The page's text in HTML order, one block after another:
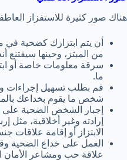
هناك صور كثيرة للاستفزاز
أن يتم ابتزازك كضحية في
من المبتز، وحينها سيقتنع
سرقة معلومات خاصة أو
ما.
قم بطلب تسهيل إجراءات
شخص ما يقوم بخداعك
إجبار الشخص الضحية على
إرادته وغير أخلاقية،
الابتزاز أو إقامة علاقات
العمل على خداع الضحية
علاقة حب ومشاعر الأمان